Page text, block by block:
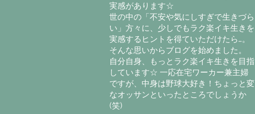
実感があります☆
世の中の「不安や気にしすぎで生きづら
い」方々に、少しでもラク楽イキ生きを
実感するヒントを得ていただけたら…。
そんな思いからブログを始めました。
自分自身、もっとラク楽イキ生きを目指
しています☆ 一応在宅ワーカー兼主婦
ですが、中身は野球大好き！ちょっと変
なオッサンといったところでしょうか
(笑)